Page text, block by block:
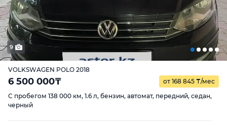
9
VOLKSWAGEN POLO 2018
6 500 000₸ от 168 845 ₸/мес
С пробегом 138 000 км, 1.6 л, бензин, автомат, передний, седан,
черный